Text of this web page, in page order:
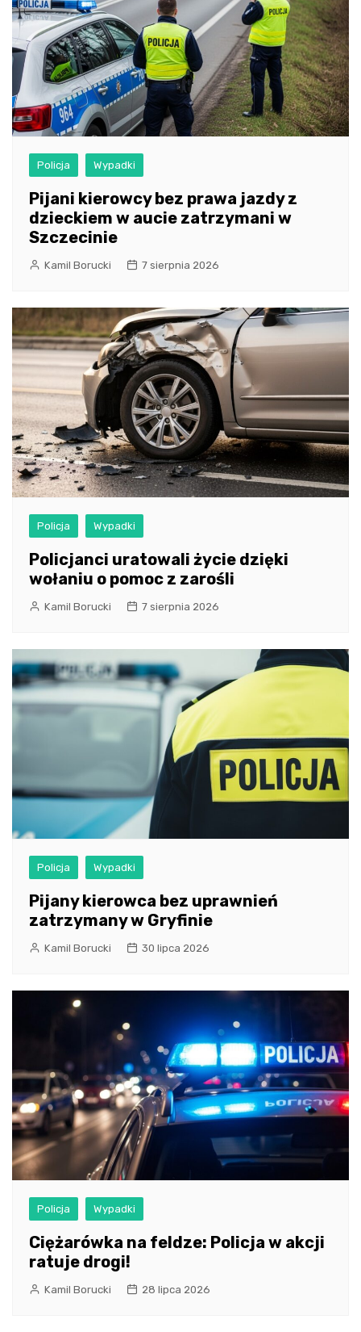
Policja Wypadki
Pijani kierowcy bez prawa jazdy z
dzieckiem w aucie zatrzymani w
Szczecinie
Kamil Borucki 7 sierpnia 2026
Policja Wypadki
Policjanci uratowali życie dzięki
wołaniu o pomoc z zarośli
Kamil Borucki 7 sierpnia 2026
Policja Wypadki
Pijany kierowca bez uprawnień
zatrzymany w Gryfinie
Kamil Borucki 30 lipca 2026
Policja Wypadki
Ciężarówka na feldze: Policja w akcji
ratuje drogi!
Kamil Borucki 28 lipca 2026